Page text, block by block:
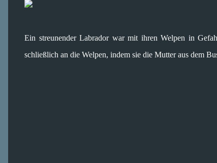
Ein streunender Labrador war mit ihren Welpen in
schließlich an die Welpen, indem sie die Mutter aus dem